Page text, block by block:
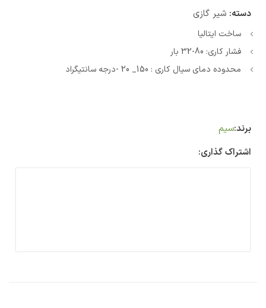
دسته: شیر گازی
ساخت ایتالیا
فشار کاری: 80-32 بار
محدوده دمای سیال کاری : 150_ 20 -درجه سانتیگراد
برند:سیم
اشتراک گذاری: